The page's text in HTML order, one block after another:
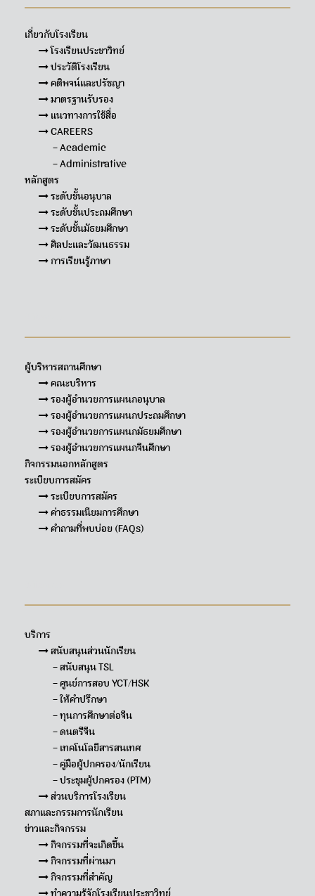
เกี่ยวกับโรงเรียน
โรงเรียนประชาวิทย์
ประวัติโรงเรียน
คติพจน์และปรัชญา
มาตรฐานรับรอง
แนวทางการใช้สื่อ
CAREERS
– Academic
– Administrative
หลักสูตร
ระดับชั้นอนุบาล
ระดับชั้นประถมศึกษา
ระดับชั้นมัธยมศึกษา
ศิลปะและวัฒนธรรม
การเรียนรู้ภาษา
ผู้บริหารสถานศึกษา
คณะบริหาร
รองผู้อำนวยการแผนกอนุบาล
รองผู้อำนวยการแผนกประถมศึกษา
รองผู้อำนวยการแผนกมัธยมศึกษา
รองผู้อำนวยการแผนกจีนศึกษา
กิจกรรมนอกหลักสูตร
ระเบียบการสมัคร
ระเบียบการสมัคร
ค่าธรรมเนียมการศึกษา
คำถามที่พบบ่อย (FAQs)
บริการ
สนับสนุนส่วนนักเรียน
– สนับสนุน TSL
– ศูนย์การสอบ YCT/HSK
– ให้คำปรึกษา
– ทุนการศึกษาต่อจีน
– ดนตรีจีน
– เทคโนโลยีสารสนเทศ
– คู่มือผู้ปกครอง/นักเรียน
– ประชุมผู้ปกครอง (PTM)
ส่วนบริการโรงเรียน
สภาและกรรมการนักเรียน
ข่าวและกิจกรรม
กิจกรรมที่จะเกิดขึ้น
กิจกรรมที่ผ่านมา
กิจกรรมที่สำคัญ